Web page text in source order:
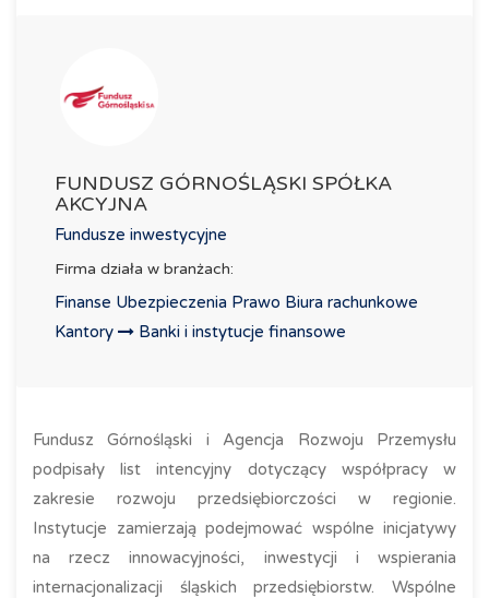
FUNDUSZ GÓRNOŚLĄSKI SPÓŁKA
AKCYJNA
Fundusze inwestycyjne
Firma działa w branżach:
Finanse Ubezpieczenia Prawo Biura rachunkowe
Kantory
Banki i instytucje finansowe
Fundusz Górnośląski i Agencja Rozwoju Przemysłu
podpisały list intencyjny dotyczący współpracy w
zakresie rozwoju przedsiębiorczości w regionie.
Instytucje zamierzają podejmować wspólne inicjatywy
na rzecz innowacyjności, inwestycji i wspierania
internacjonalizacji śląskich przedsiębiorstw. Wspólne